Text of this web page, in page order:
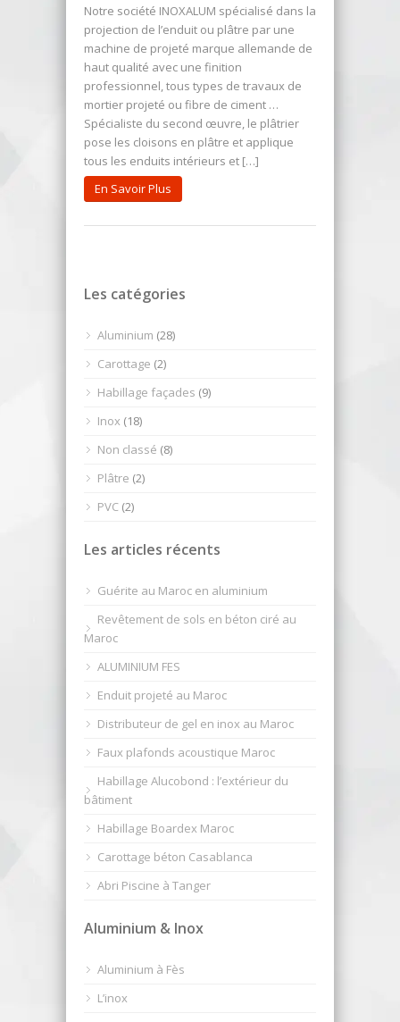
Notre société INOXALUM spécialisé dans la
projection de l’enduit ou plâtre par une
machine de projeté marque allemande de
haut qualité avec une finition
professionnel, tous types de travaux de
mortier projeté ou fibre de ciment …
Spécialiste du second œuvre, le plâtrier
pose les cloisons en plâtre et applique
tous les enduits intérieurs et […]
En Savoir Plus
Les catégories
Aluminium (28)
Carottage (2)
Habillage façades (9)
Inox (18)
Non classé (8)
Plâtre (2)
PVC (2)
Les articles récents
Guérite au Maroc en aluminium
Revêtement de sols en béton ciré au
Maroc
ALUMINIUM FES
Enduit projeté au Maroc
Distributeur de gel en inox au Maroc
Faux plafonds acoustique Maroc
Habillage Alucobond : l’extérieur du
bâtiment
Habillage Boardex Maroc
Carottage béton Casablanca
Abri Piscine à Tanger
Aluminium & Inox
Aluminium à Fès
L’inox